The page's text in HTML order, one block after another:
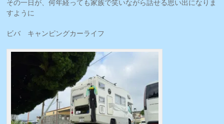
その一日が、何年経っても家族で笑いながら話せる思い出になりま
すように
ビバ キャンピングカーライフ